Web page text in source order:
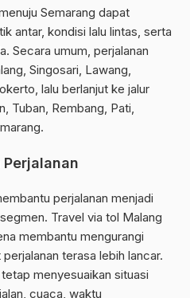
Semarang dapat
antar, kondisi lalu lintas, serta
Secara umum, perjalanan
Singosari, Lawang,
lalu berlanjut ke jalur
Tuban, Rembang, Pati,
perjalanan menjadi
Travel via tol Malang
membantu mengurangi
terasa lebih lancar.
menyesuaikan situasi
cuaca, waktu